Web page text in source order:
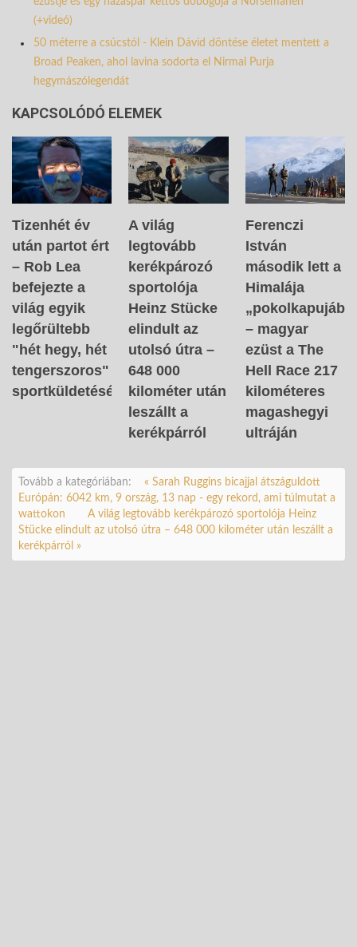
(+videó)
50 méterre a csúcstól - Klein Dávid döntése életet mentett a
Broad Peaken, ahol lavina sodorta el Nirmal Purja
hegymászólegendát
KAPCSOLÓDÓ ELEMEK
Tizenhét év
után partot ért
– Rob Lea
befejezte a
világ egyik
legőrültebb
"hét hegy, hét
tengerszoros"
sportküldetését
A világ
legtovább
kerékpározó
sportolója
Heinz Stücke
elindult az
utolsó útra –
648 000
kilométer után
leszállt a
kerékpárról
Ferenczi
István
második lett a
Himalája
– magyar
ezüst a The
Hell Race 217
kilométeres
magashegyi
ultráján
Tovább a kategóriában:
« Sarah Ruggins bicajjal átszáguldott
Európán: 6042 km, 9 ország, 13 nap - egy rekord, ami túlmutat a
wattokon
A világ legtovább kerékpározó sportolója Heinz
Stücke elindult az utolsó útra – 648 000 kilométer után leszállt a
kerékpárról »